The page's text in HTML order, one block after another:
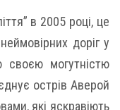
в 2005 році, це
доріг у
своєю могутністю
острів Аверой
які яскравіють